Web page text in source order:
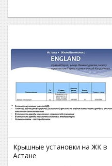
Крышные установки на ЖК в
Астане